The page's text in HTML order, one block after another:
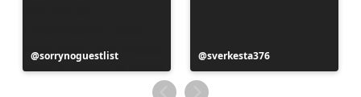
Julkaissut
sorrynoguestlist Julkaissut
sverkesta376